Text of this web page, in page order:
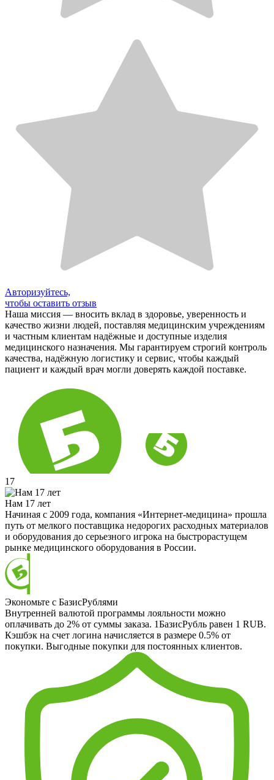
Авторизуйтесь,
чтобы оставить отзыв
Наша миссия — вносить вклад в здоровье, уверенность и
качество жизни людей, поставляя медицинским учреждениям
и частным клиентам надёжные и доступные изделия
медицинского назначения. Мы гарантируем строгий контроль
качества, надёжную логистику и сервис, чтобы каждый
пациент и каждый врач могли доверять каждой поставке.
17
Нам 17 лет
Начиная с 2009 года, компания «Интернет-медицина» прошла
путь от мелкого поставщика недорогих расходных материалов
и оборудования до серьезного игрока на быстрорастущем
рынке медицинского оборудования в России.
Экономьте с БазисРублями
Внутренней валютой программы лояльности можно
оплачивать до 2% от суммы заказа. 1БазисРубль равен 1 RUB.
Кэшбэк на счет логина начисляется в размере 0.5% от
покупки. Выгодные покупки для постоянных клиентов.